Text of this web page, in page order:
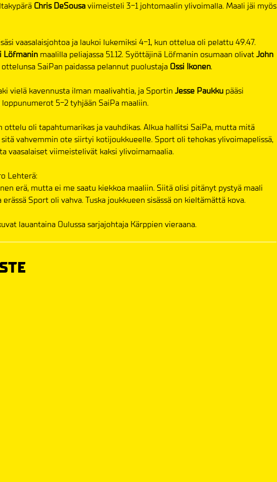
Chris DeSousaviimeisteli 3-1 johtomaalin ylivoimalla. Maali jäi myös
vaasalaisjohtoa ja laukoi lukemiksi 4-1, kun ottelua oli pelattu 49.47.
Löfmanin maalilla peliajassa 51.12. Syöttäjinä Löfmanin osumaan olivatJohn
SaiPan paidassa pelannut puolustaja Ossi Ikonen.
vielä kavennusta ilman maalivahtia, ja Sportin Jesse Paukku pääsi
5-2 tyhjään SaiPa maaliin.
ottelu oli tapahtumarikas ja vauhdikas. Alkua hallitsi SaiPa, mutta mitä
vahvemmin ote siirtyi kotijoukkueelle. Sport oli tehokas ylivoimapelissä,
vaasalaiset viimeistelivät kaksi ylivoimamaalia.
Lehterä:
erä, mutta ei me saatu kiekkoa maaliin. Siitä olisi pitänyt pystyä maali
erässä Sport oli vahva. Tuska joukkueen sisässä on kieltämättä kova.
lauantaina Oulussa sarjajohtaja Kärppien vieraana.